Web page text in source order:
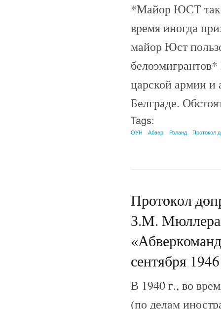
*Майор ЮСТ
время иногда
майор Юст
царской армии
Белграде.
Tags:
ОУН Абвер Роланд Протокол
Протокол
З.М. Мюллера
сентября
В 1940 г., во
(по делам